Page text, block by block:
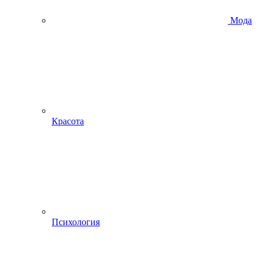
Мода
Красота
Психология